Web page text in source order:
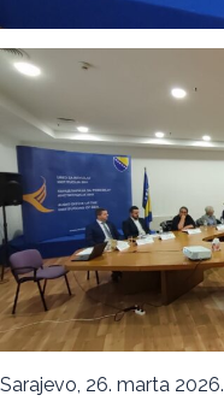
Sarajevo, 26. marta 2026.